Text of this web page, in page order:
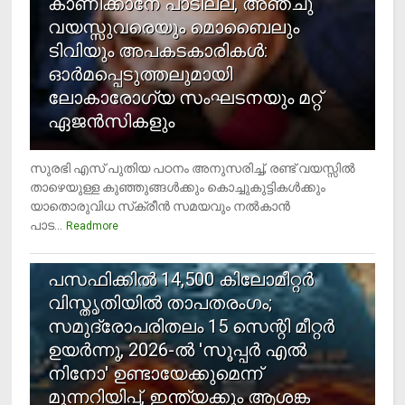
വയസ്സുവരെയും മൊബൈലും
ടിവിയും അപകടകാരികള്‍:
ഓര്‍മപ്പെടുത്തലുമായി
ലോകാരോഗ്യ സംഘടനയും മറ്റ്
ഏജന്‍സികളും
സുരഭി എസ് പുതിയ പഠനം അനുസരിച്ച്, രണ്ട് വയസ്സില്‍
താഴെയുള്ള കുഞ്ഞുങ്ങള്‍ക്കും കൊച്ചുകുട്ടികള്‍ക്കും
യാതൊരുവിധ സ്‌ക്രീന്‍ സമയവും നല്‍കാന്‍
പാട... Readmore
പസഫിക്കില്‍ 14,500 കിലോമീറ്റര്‍
വിസ്തൃതിയില്‍ താപതരംഗം;
സമുദ്രോപരിതലം 15 സെന്റി മീറ്റര്‍
ഉയര്‍ന്നു, 2026-ല്‍ 'സൂപ്പര്‍ എല്‍
നിനോ' ഉണ്ടായേക്കുമെന്ന്
മുന്നറിയിപ്പ്, ഇന്ത്യക്കും ആശങ്ക